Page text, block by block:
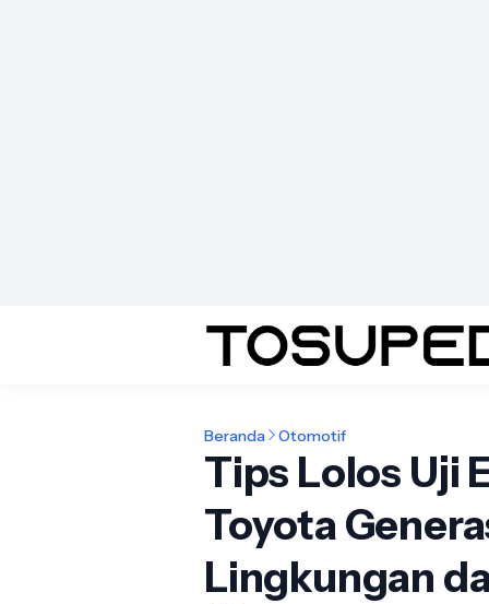
Beranda Otomotif
Tips Lolos Uji
Toyota
Lingkungan